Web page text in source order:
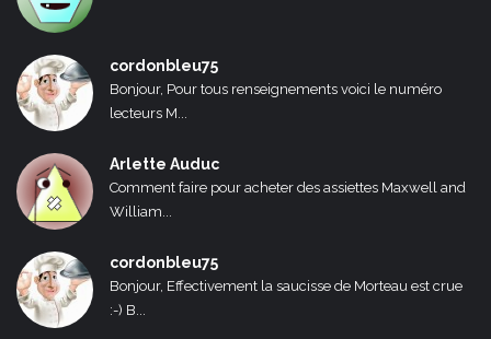
cordonbleu75
Bonjour, Pour tous renseignements voici le numéro
lecteurs M...
Arlette Auduc
Comment faire pour acheter des assiettes Maxwell and
William...
cordonbleu75
Bonjour, Effectivement la saucisse de Morteau est crue
:-) B...